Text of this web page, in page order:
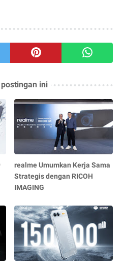
ini
realme Umumkan Kerja Sama
Strategis dengan RICOH
IMAGING